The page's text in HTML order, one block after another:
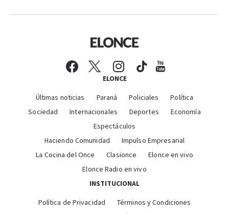
ELONCE
Últimas noticias Paraná Policiales
Política
Sociedad
Internacionales Deportes
Economía
Espectáculos
Haciendo Comunidad
Impulso Empresarial
La Cocina del Once
Clasionce
Elonce en vivo
Elonce Radio en vivo
INSTITUCIONAL
Política de Privacidad
Términos y Condiciones